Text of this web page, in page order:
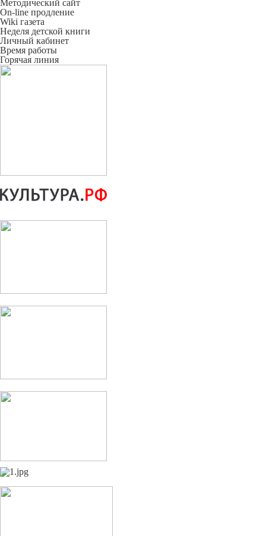
Методический сайт
On-line продление
Wiki газета
Неделя детской книги
Личный кабинет
Время работы
Горячая линия